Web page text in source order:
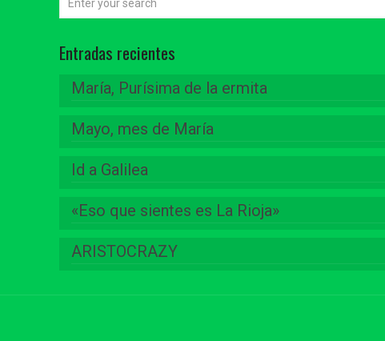
Entradas recientes
María, Purísima de la ermita
Mayo, mes de María
Id a Galilea
«Eso que sientes es La Rioja»
ARISTOCRAZY